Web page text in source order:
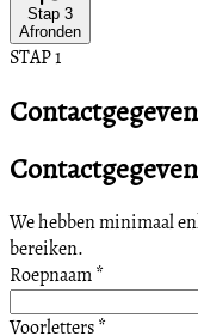
Stap 3
Afronden
STAP 1
We hebben minimaal
bereiken.
Roepnaam*
Voorletters*